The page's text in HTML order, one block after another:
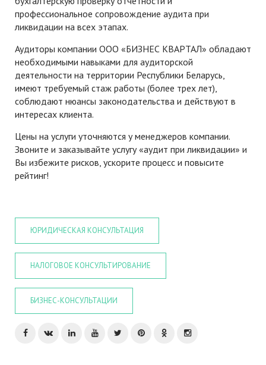
профессиональное сопровождение аудита при
ликвидации на всех этапах.
Аудиторы компании ООО «БИЗНЕС КВАРТАЛ» обладают
необходимыми навыками для аудиторской
деятельности на территории Республики Беларусь,
имеют требуемый стаж работы (более трех лет),
соблюдают нюансы законодательства и действуют в
интересах клиента.
Цены на услуги уточняются у менеджеров компании.
Звоните и заказывайте услугу «аудит при ликвидации» и
Вы избежите рисков, ускорите процесс и повысите
рейтинг!
ЮРИДИЧЕСКАЯ КОНСУЛЬТАЦИЯ
НАЛОГОВОЕ КОНСУЛЬТИРОВАНИЕ
БИЗНЕС-КОНСУЛЬТАЦИИ